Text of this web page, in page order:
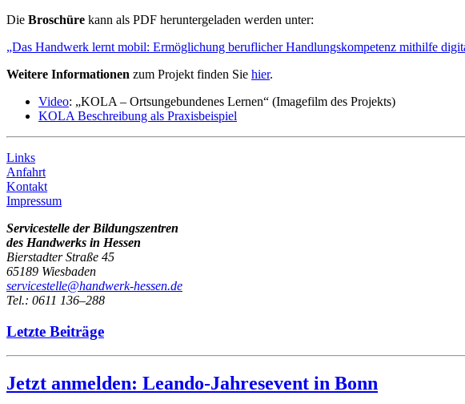
Die Broschüre kann als PDF heruntergeladen werden unter:
„Das Handwerk lernt mobil: Ermöglichung beruflicher Handlungskompetenz mithilfe
Weitere Informationen zum Projekt finden Sie hier.
Video: „KOLA – Ortsungebundenes Lernen“ (Imagefilm des Projekts)
KOLA Beschreibung als Praxisbeispiel
Links
Anfahrt
Kontakt
Impressum
Servicestelle der Bildungszentren
des Handwerks in Hessen
Bierstadter Straße 45
65189 Wiesbaden
servicestelle@handwerk-hessen.de
Tel.: 0611 136–288
Letzte Beiträge
Jetzt anmelden: Leando-Jahresevent in Bonn